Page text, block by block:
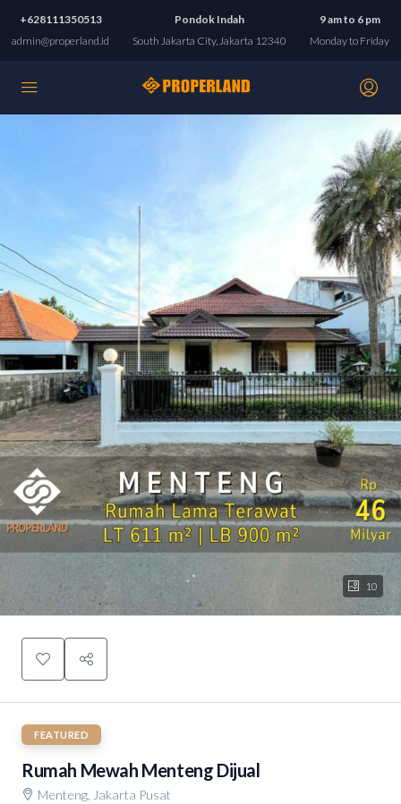
+628111350513
admin@properland.id
Pondok Indah
South Jakarta City, Jakarta 12340
9 am to 6 pm
Monday to Friday
10
FEATURED
Rumah Mewah Menteng Dijual
Menteng, Jakarta Pusat